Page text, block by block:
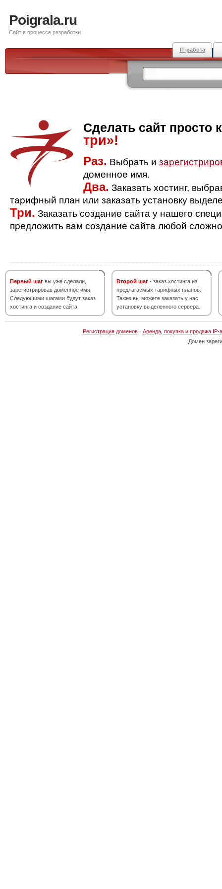
Poigrala.ru
Сайт в процессе разработки
IT-работа
Сделать сайт просто
три»!
Раз. Выбрать и
доменное имя.
Два. Заказать хостинг,
тарифный план или заказать установку
Три. Заказать создание сайта у нашего
предложить вам создание сайта любой
Первый шаг вы уже сделали,
зарегистрировав доменное имя.
Следующими шагами будут заказ
хостинга и создание сайта.
Второй шаг - заказ хостинга из
предлагаемых тарифных планов.
Также вы можете заказать у нас
установку выделенного сервера.
Регистрация доменов· Аренда, покупка и продажа IP-
Домен